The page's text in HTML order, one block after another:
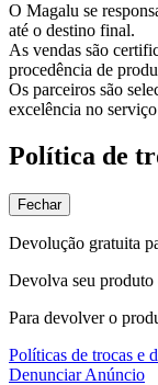
O Magalu se
até o destino final.
As vendas são
procedência de
Os parceiros são
excelência no
Política de
Fechar
Devolução gratuita
Devolva seu produto
Para devolver o
Políticas de trocas e
Denunciar Anúncio